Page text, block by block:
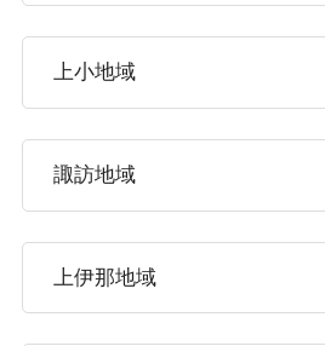
上小地域
諏訪地域
上伊那地域